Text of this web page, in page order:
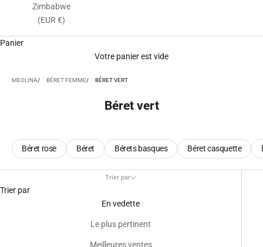
Zimbabwe
(EUR €)
Panier
Votre panier est vide
MEOLINA BÉRET FEMME BÉRET VERT
Béret vert
Béret rose Béret Bérets basques Béret casquette
Trier par
Trier par
En vedette
Le plus pertinent
Meilleures ventes